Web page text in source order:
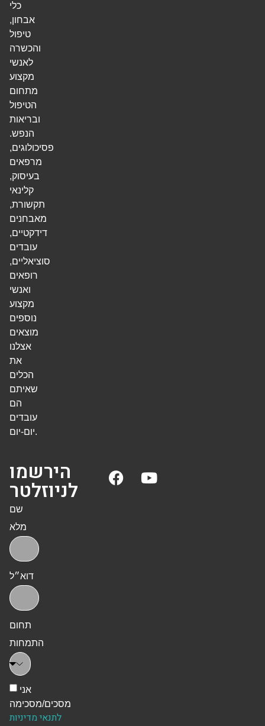
כלי
אבחון,
טיפול
והכשרה
לאנשי
מקצוע
מתחום
הטיפול
ובריאות
הנפש.
פסיכולוגים,
מרפאים
בעיסוק,
קלינאי
תקשורת,
מאבחנים
דידקטיים,
עובדים
סוציאליים,
רופאים
ואנשי
מקצוע
נוספים
מוצאים
אצלנו
את
הכלים
שאיתם
הם
עובדים
יום-יום.
הירשמו
לניוזלטר
שם
מלא
דוא״ל
תחום
התמחות
אני
מסכים/מסכימה
לתנאי מדיניות